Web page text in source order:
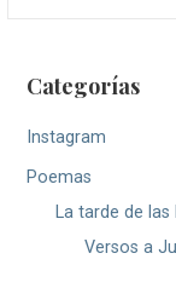
Categorías
Instagram
Poemas
La tarde de
Versos a